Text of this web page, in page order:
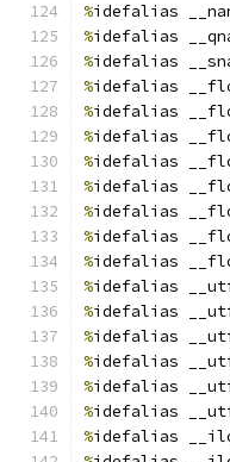
%idefalias
%idefalias
%idefalias
%idefalias
%idefalias
%idefalias
%idefalias
%idefalias
%idefalias
%idefalias
%idefalias
%idefalias
%idefalias
%idefalias
%idefalias
%idefalias
%idefalias
%idefalias